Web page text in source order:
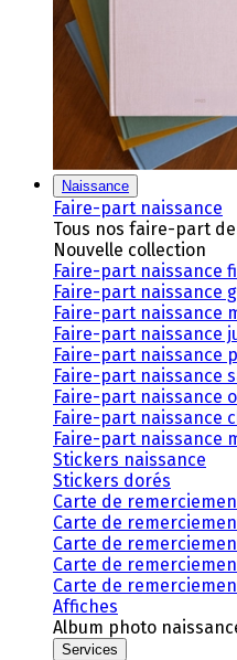
Naissance
Faire-part naissance
Tous nos faire-part
Nouvelle collection
Faire-part naissance
Faire-part naissance
Faire-part naissance
Faire-part naissance
Faire-part naissance
Faire-part naissance
Faire-part naissance
Faire-part naissance
Faire-part naissance
Stickers naissance
Stickers dorés
Carte de
Carte de
Carte de
Carte de
Carte de
Affiches
Album photo
Services